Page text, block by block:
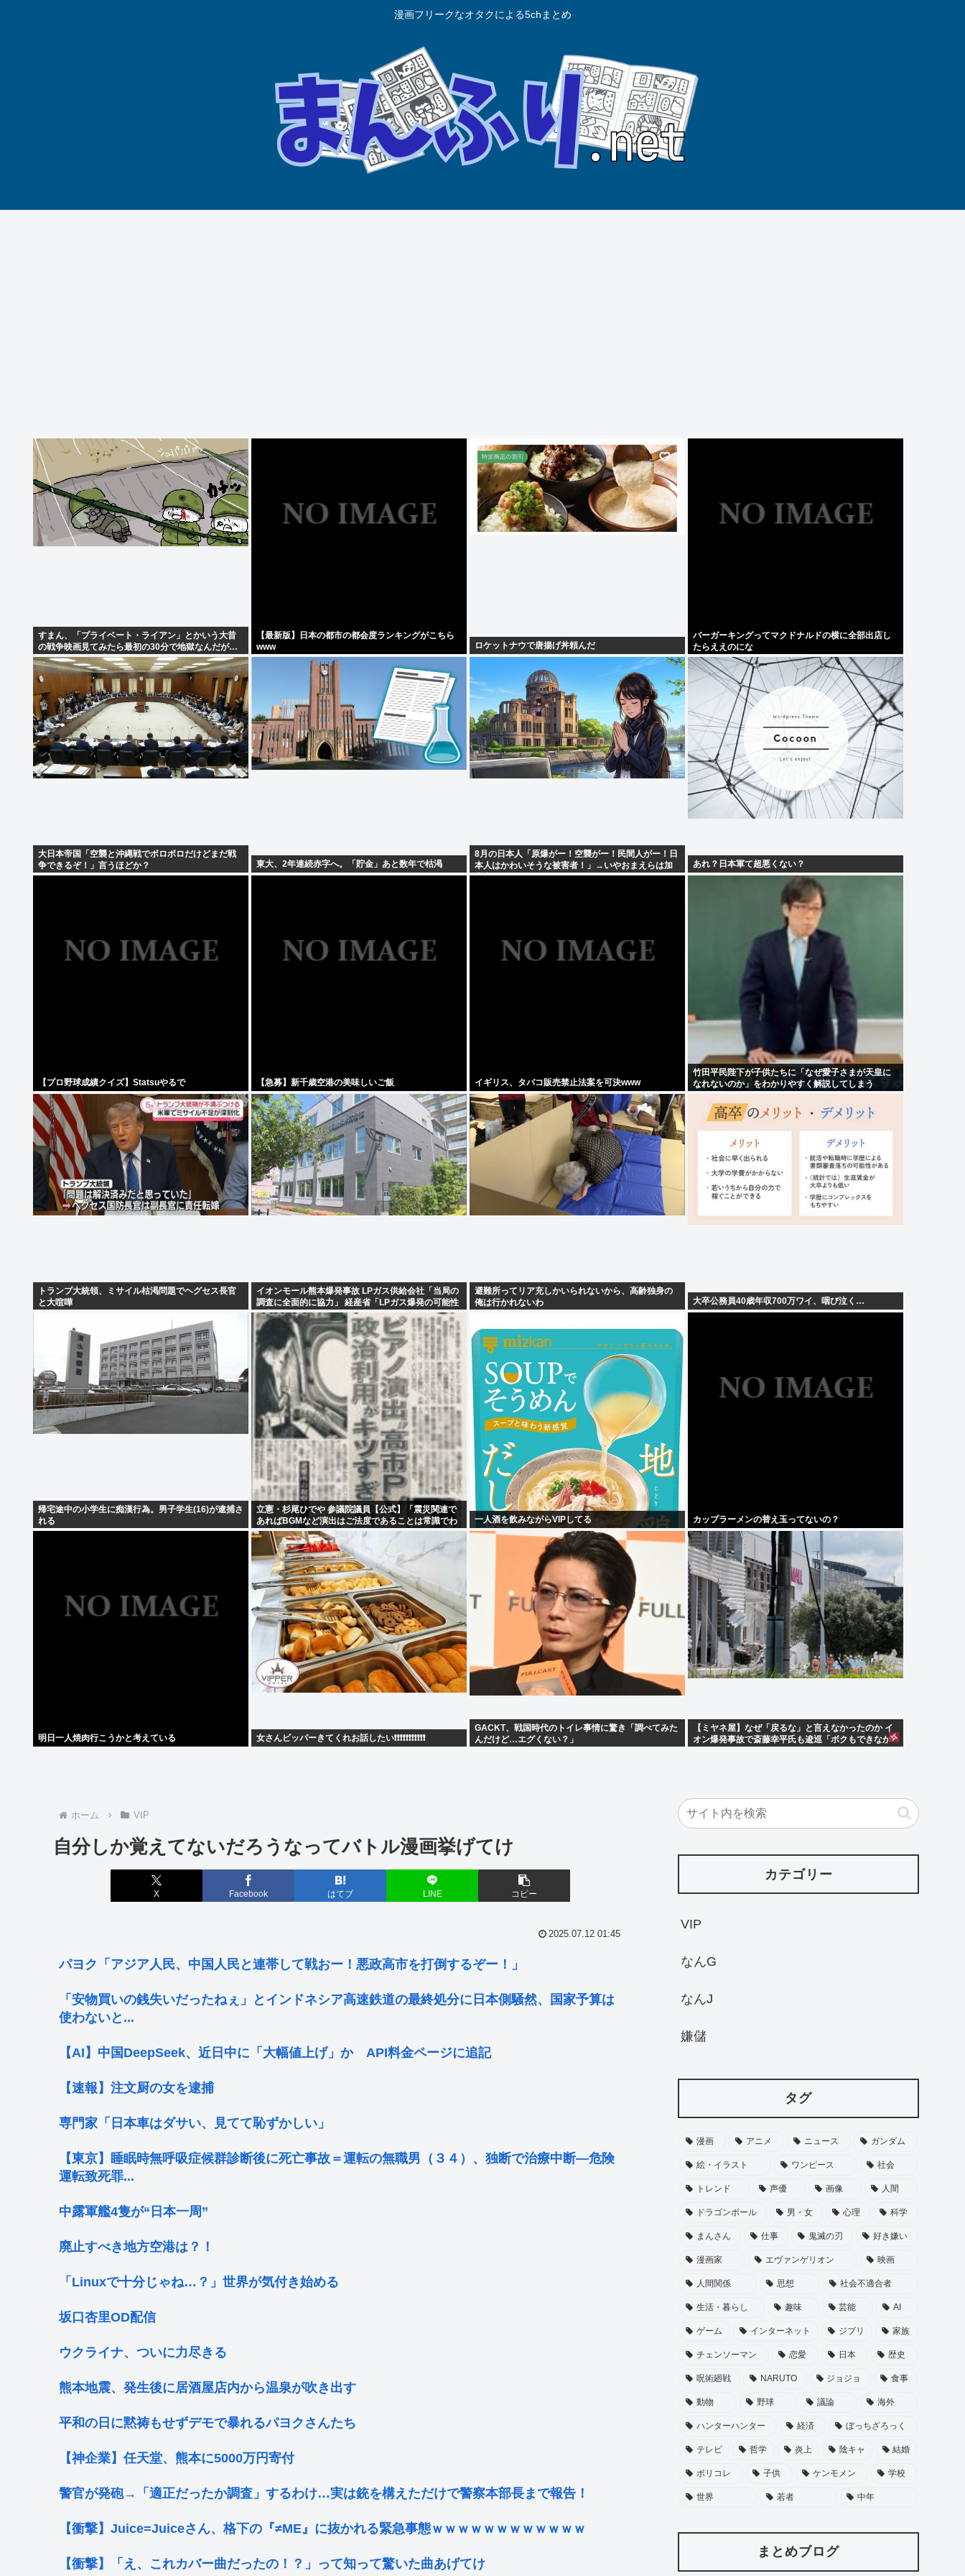
漫画フリークなオタクによる5chまとめ
すまん、「プライベート・ライアン」とかいう大昔
の戦争映画見てみたら最初の30分で地獄なんだが…
これずっと続く感じ？
【最新版】日本の都市の都会度ランキングがこちら
www
ロケットナウで唐揚げ丼頼んだ
バーガーキングってマクドナルドの横に全部出店し
たらええのにな
大日本帝国「空襲と沖縄戦でボロボロだけどまだ戦
争できるぞ！」言うほどか？
東大、2年連続赤字へ。「貯金」あと数年で枯渇
8月の日本人「原爆がー！空襲がー！民間人がー！日
本人はかわいそうな被害者！」→いやおまえらは加
害者だろごまかすなwww
あれ？日本軍て超悪くない？
【プロ野球成績クイズ】Statsuやるで 【急募】新千歳空港の美味しいご飯 イギリス、タバコ販売禁止法案を可決www
竹田平民陛下が子供たちに「なぜ愛子さまが天皇に
なれないのか」をわかりやすく解説してしまう
トランプ大統領、ミサイル枯渇問題でヘグセス長官
と大喧嘩
イオンモール熊本爆発事故 LPガス供給会社「当局の
調査に全面的に協力」 経産省「LPガス爆発の可能性
が高いとする見解で一致」と発表
避難所ってリア充しかいられないから、高齢独身の
俺は行かれないわ
大卒公務員40歳年収700万ワイ、咽び泣く…
帰宅途中の小学生に痴漢行為。男子学生(16)が逮捕さ
れる
立憲・杉尾ひでや 参議院議員【公式】「震災関連で
あればBGMなど演出はご法度であることは常識でわ
かりそうなものだが。」
一人酒を飲みながらVIPしてる カップラーメンの替え玉ってないの？
明日一人焼肉行こうかと考えている 女さんビッパーきてくれお話したい❗❗❗❗❗❗❗❗❗❗❗
GACKT、戦国時代のトイレ事情に驚き「調べてみた
んだけど…エグくない？」
【ミヤネ屋】なぜ「戻るな」と言えなかったのか イ
オン爆発事故で斎藤幸平氏も逡巡「ボクもできなか
ホーム VIP
自分しか覚えてないだろうなってバトル漫画挙げてけ
X Facebook はてブ LINE コピー
2025.07.12 01:45
パヨク「アジア人民、中国人民と連帯して戦おー！悪政高市を打倒するぞー！」
「安物買いの銭失いだったねぇ」とインドネシア高速鉄道の最終処分に日本側騒然、国家予算は
使わないと...
【AI】中国DeepSeek、近日中に「大幅値上げ」か API料金ページに追記
【速報】注文厨の女を逮捕
専門家「日本車はダサい、見てて恥ずかしい」
【東京】睡眠時無呼吸症候群診断後に死亡事故＝運転の無職男（３４）、独断で治療中断―危険
運転致死罪...
中露軍艦4隻が“日本一周”
廃止すべき地方空港は？！
「Linuxで十分じゃね…？」世界が気付き始める
坂口杏里OD配信
ウクライナ、ついに力尽きる
熊本地震、発生後に居酒屋店内から温泉が吹き出す
平和の日に黙祷もせずデモで暴れるパヨクさんたち
【神企業】任天堂、熊本に5000万円寄付
警官が発砲→「適正だったか調査」するわけ…実は銃を構えただけで警察本部長まで報告！
【衝撃】Juice=Juiceさん、格下の『≠ME』に抜かれる緊急事態ｗｗｗｗｗｗｗｗｗｗｗｗ
【衝撃】「え、これカバー曲だったの！？」って知って驚いた曲あげてけ
カテゴリー
VIP
なんG
なんJ
嫌儲
タグ
漫画 アニメ ニュース ガンダム
絵・イラスト ワンピース 社会
トレンド 声優 画像 人間
ドラゴンボール 男・女 心理 科学
まんさん 仕事 鬼滅の刃 好き嫌い
漫画家 エヴァンゲリオン 映画
人間関係 思想 社会不適合者
生活・暮らし 趣味 芸能 AI
ゲーム インターネット ジブリ 家族
チェンソーマン 恋愛 日本 歴史
呪術廻戦 NARUTO ジョジョ 食事
動物 野球 議論 海外
ハンターハンター 経済 ぼっちざろっく
テレビ 哲学 炎上 陰キャ 結婚
ポリコレ 子供 ケンモメン 学校
世界 若者 中年
まとめブログ